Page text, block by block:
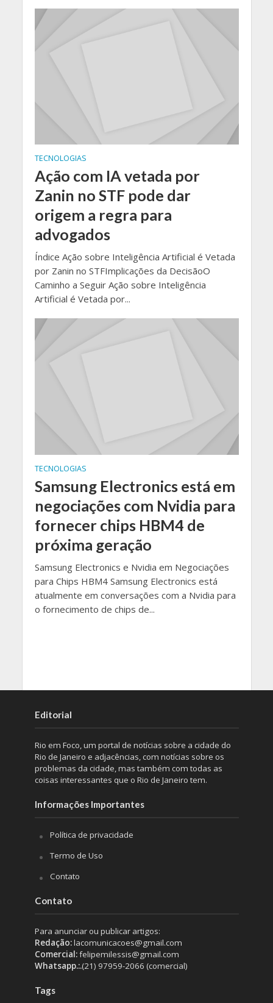
TECNOLOGIAS
Ação com IA vetada por
Zanin no STF pode dar
origem a regra para
advogados
Índice Ação sobre Inteligência Artificial é Vetada
por Zanin no STFImplicações da DecisãoO
Caminho a Seguir Ação sobre Inteligência
Artificial é Vetada por...
TECNOLOGIAS
Samsung Electronics está em
negociações com Nvidia para
fornecer chips HBM4 de
próxima geração
Samsung Electronics e Nvidia em Negociações
para Chips HBM4 Samsung Electronics está
atualmente em conversações com a Nvidia para
o fornecimento de chips de...
Editorial
Rio em Foco, um portal de notícias sobre a cidade do
Rio de Janeiro e adjacências, com notícias sobre os
problemas da cidade, mas também com todas as
coisas interessantes que o Rio de Janeiro tem.
Informações Importantes
Política de privacidade
Termo de Uso
Contato
Contato
Para anunciar ou publicar artigos:
Redação:lacomunicacoes@gmail.com
Comercial:felipemilessis@gmail.com
Whatsapp.:.(21) 97959-2066 (comercial)
Tags